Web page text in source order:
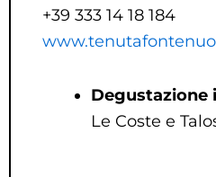
+39 333 14 18 184
Degustazione
Le Coste e